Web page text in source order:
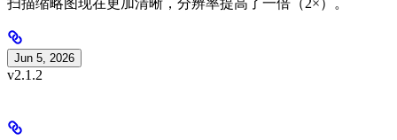
扫描缩略图现在更加清晰，分辨率提高了一倍（2×）。
Jun 5, 2026
v2.1.2